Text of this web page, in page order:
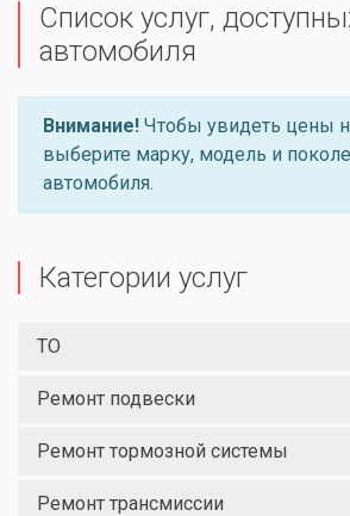
Список услуг,
автомобиля
Внимание! Чтобы увидеть цены
выберите марку, модель и
автомобиля.
Категории услуг
ТО
Ремонт подвески
Ремонт тормозной системы
Ремонт трансмиссии